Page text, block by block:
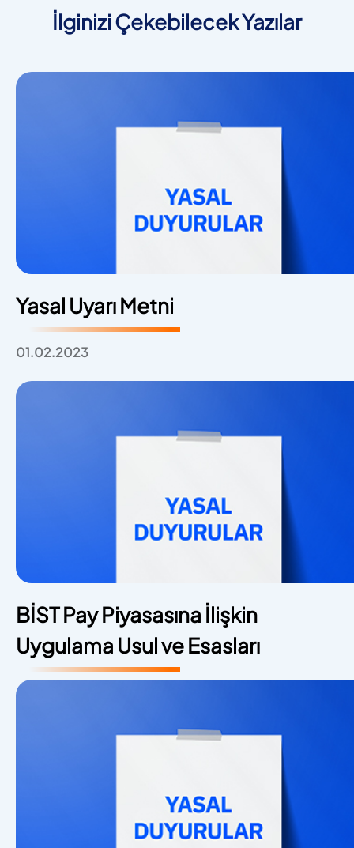
İlginizi Çekebilecek Yazılar
Yasal Uyarı Metni
01.02.2023
BİST Pay Piyasasına İlişkin
Uygulama Usul ve Esasları